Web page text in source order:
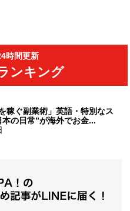
時間更新
ンキング
稼ぐ副業術」英語・特別なス
の日常”が海外でお金...